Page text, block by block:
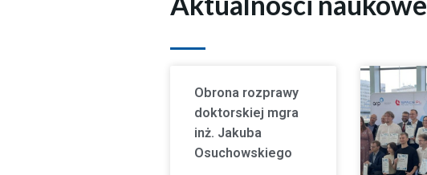
Obrona rozprawy
doktorskiej mgra
inż. Jakuba
Osuchowskiego